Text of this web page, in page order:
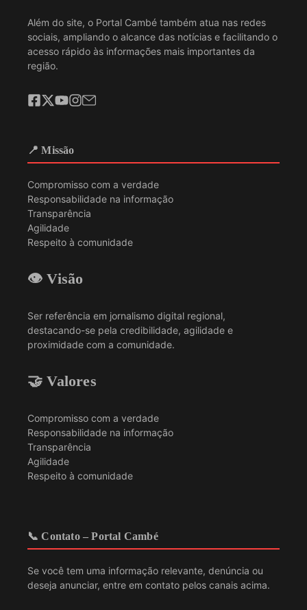
Além do site, o Portal Cambé também atua nas redes
sociais, ampliando o alcance das notícias e facilitando o
acesso rápido às informações mais importantes da
região.
📍 Missão
Compromisso com a verdade
Responsabilidade na informação
Transparência
Agilidade
Respeito à comunidade
👁️ Visão
Ser referência em jornalismo digital regional,
destacando-se pela credibilidade, agilidade e
proximidade com a comunidade.
🤝 Valores
Compromisso com a verdade
Responsabilidade na informação
Transparência
Agilidade
Respeito à comunidade
📞 Contato – Portal Cambé
Se você tem uma informação relevante, denúncia ou
deseja anunciar, entre em contato pelos canais acima.